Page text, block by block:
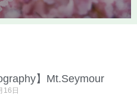
】Mt.Seymour
16日